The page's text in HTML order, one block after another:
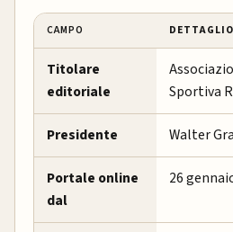
CAMPO DETTAGLIO
Titolare
editoriale
Sportiva
Presidente Walter
Portale online
dal
26